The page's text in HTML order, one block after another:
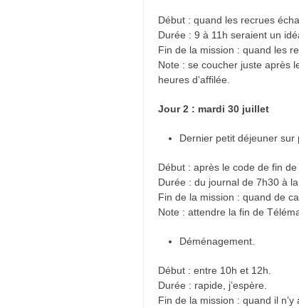
Début : quand les recrues
Durée : 9 à 11h seraient un
Fin de la mission : quand les
Note : se coucher juste après
heures d’affilée.
Jour 2 : mardi 30 juillet
Dernier petit déjeuner sur
Début : après le code de fin
Durée : du journal de 7h30 à
Fin de la mission : quand de
Note : attendre la fin de
Déménagement.
Début : entre 10h et 12h.
Durée : rapide, j’espère.
Fin de la mission : quand il n’y